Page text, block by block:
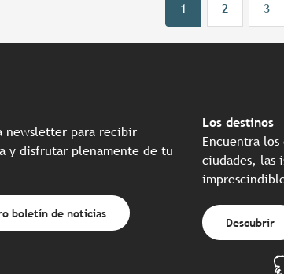
1 2 3
newsletter para recibir
y disfrutar plenamente de tu
boletín de noticias
Los destinos
Encuentra los
ciudades, las
Descubrir